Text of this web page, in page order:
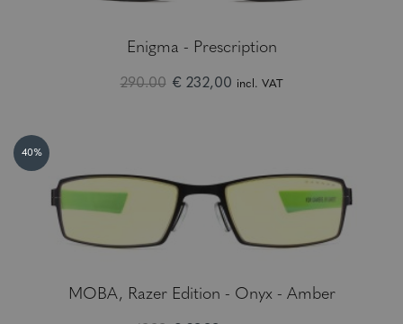
Enigma - Prescription
290.00 € 232,00 incl. VAT
40%
MOBA, Razer Edition - Onyx - Amber